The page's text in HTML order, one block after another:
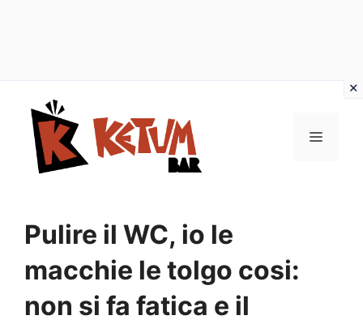
contenuto
Menu
Pulire il WC, io le
macchie le tolgo cosi:
non si fa fatica e il